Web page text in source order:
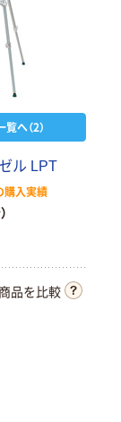
へ（2）
ル LPT
購入実績
商品を比較